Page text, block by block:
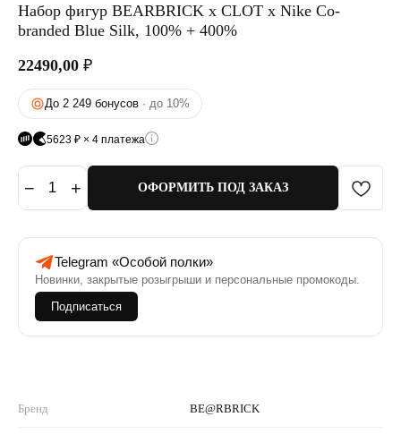
Набор фигур BEARBRICK x CLOT x Nike Co-
branded Blue Silk, 100% + 400%
22490,00 ₽
До 2 249 бонусов · до 10%
5623 ₽ × 4 платежа
− 1 + ОФОРМИТЬ ПОД ЗАКАЗ
Telegram «Особой полки»
Новинки, закрытые розыгрыши и персональные промокоды.
Подписаться
Бренд BE@RBRICK